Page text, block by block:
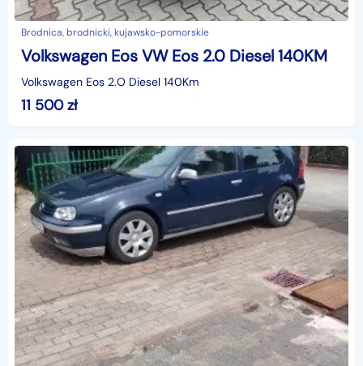
Brodnica, brodnicki, kujawsko-pomorskie
Volkswagen Eos VW Eos 2.0 Diesel 140KM
Volkswagen Eos 2.O Diesel 140Km
11 500zł